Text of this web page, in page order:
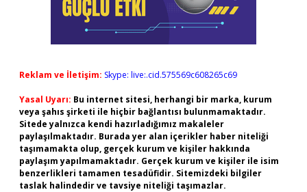
Reklam ve İletişim: Skype: live:.cid.575569c608265c69
Yasal Uyarı: Bu internet sitesi, herhangi bir marka, kurum
veya şahıs şirketi ile hiçbir bağlantısı bulunmamaktadır.
Sitede yalnızca kendi hazırladığımız makaleler
paylaşılmaktadır. Burada yer alan içerikler haber niteliği
taşımamakta olup, gerçek kurum ve kişiler hakkında
paylaşım yapılmamaktadır. Gerçek kurum ve kişiler ile isim
benzerlikleri tamamen tesadüfidir. Sitemizdeki bilgiler
taslak halindedir ve tavsiye niteliği taşımazlar.